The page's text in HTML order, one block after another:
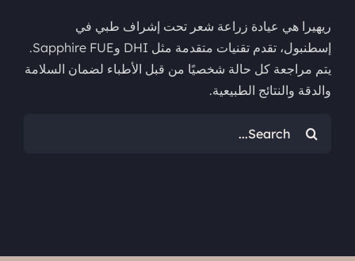
ريهيرا هي عيادة زراعة شعر تحت إشراف طبي في
إسطنبول، تقدم تقنيات متقدمة مثل DHI وSapphire FUE.
يتم مراجعة كل حالة شخصيًا من قبل الأطباء لضمان السلامة
والدقة والنتائج الطبيعية.
عن: